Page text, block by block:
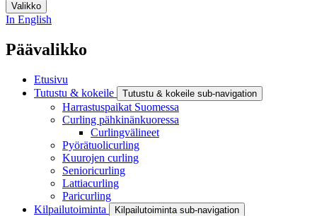
Valikko
In English
Päävalikko
Etusivu
Tutustu & kokeile
Tutustu & kokeile sub-navigation
Harrastuspaikat Suomessa
Curling pähkinänkuoressa
Curlingvälineet
Pyörätuolicurling
Kuurojen curling
Senioricurling
Lattiacurling
Paricurling
Kilpailutoiminta
Kilpailutoiminta sub-navigation